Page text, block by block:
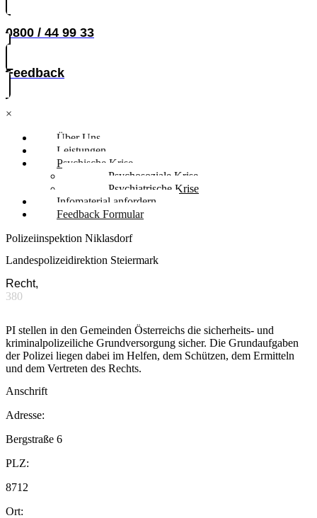
0800 / 44 99 33
Feedback
×
Über Uns
Leistungen
Psychische Krise
Psychosoziale Krise
Psychiatrische Krise
Infomaterial anfordern
Feedback Formular
Polizeiinspektion Niklasdorf
Landespolizeidirektion Steiermark
Recht,
380
PI stellen in den Gemeinden Österreichs die sicherheits- und
kriminalpolizeiliche Grundversorgung sicher. Die Grundaufgaben
der Polizei liegen dabei im Helfen, dem Schützen, dem Ermitteln
und dem Vertreten des Rechts.
Anschrift
Adresse:
Bergstraße 6
PLZ:
8712
Ort: